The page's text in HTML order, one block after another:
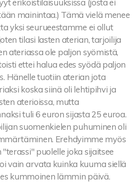
erikoistilaisuuksissa (josta ei
mainintaa.) Tämä vielä menee
yksi seurueestamme ei ollut
tilasi lasten aterian, tarjoilija
ateriassa ole paljon syömistä,
ettei halua edes syödä paljon
Hänelle tuotiin aterian jota
koska siinä oli lehtipihvi ja
aterioissa, mutta
tuli 6 euron sijasta 25 euroa.
suomenkielen puhuminen oli
Erehdyimme myös
puolelle joka sijaitsee
vain arvata kuinka kuuma siellä
kummoinen lämmin päivä.